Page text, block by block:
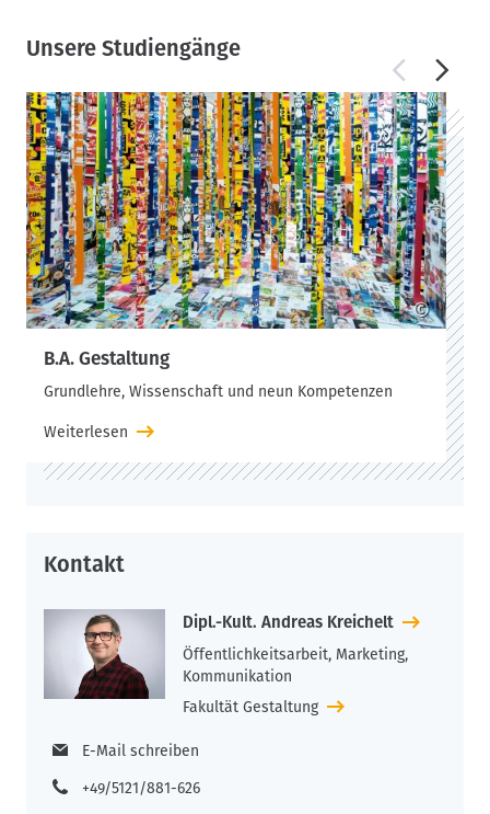
Unsere Studiengänge
©
B.A. Gestaltung
Grundlehre, Wissenschaft und neun Kompetenzen
Weiterlesen
Kontakt
Dipl.-Kult. Andreas Kreichelt
Öffentlichkeitsarbeit, Marketing,
Kommunikation
Fakultät Gestaltung
E-Mail schreiben
+49/5121/881-626